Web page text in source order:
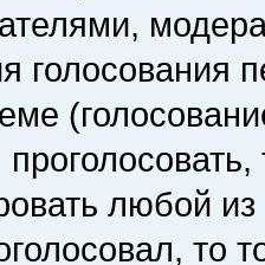
голосования
любой
то